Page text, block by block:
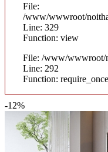
File:
/www/wwwroot/
Line: 329
Function: view
File: /www/wwwroot/
Line: 292
Function: require_once
-12%